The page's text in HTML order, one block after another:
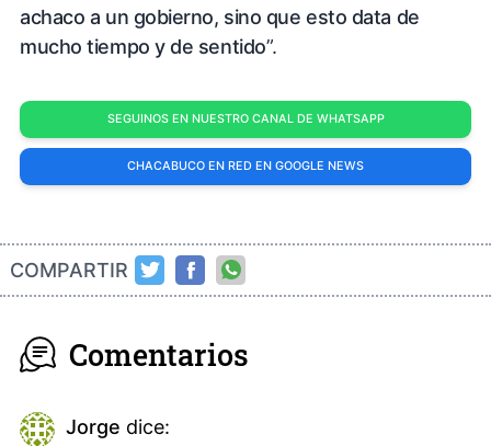
achaco a un gobierno, sino que esto data de
mucho tiempo y de sentido”.
SEGUINOS EN NUESTRO CANAL DE WHATSAPP
CHACABUCO EN RED EN GOOGLE NEWS
COMPARTIR
Comentarios
Jorge dice: